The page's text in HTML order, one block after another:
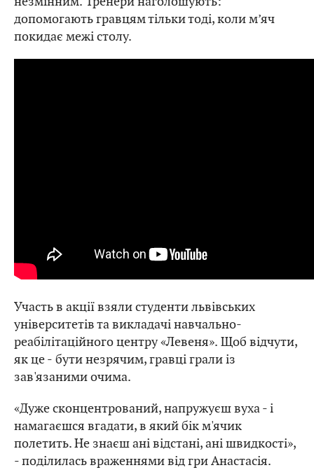
допомогають гравцям тільки тоді, коли м’яч
покидає межі столу.
Участь в акції взяли студенти львівських
університетів та викладачі навчально-
реабілітаційного центру «Левеня». Щоб відчути,
як це - бути незрячим, гравці грали із
зав'язаними очима.
«Дуже сконцентрований, напружуєш вуха - і
намагаєшся вгадати, в який бік м'ячик
полетить. Не знаєш ані відстані, ані швидкості»,
- поділилась враженнями від гри Анастасія.